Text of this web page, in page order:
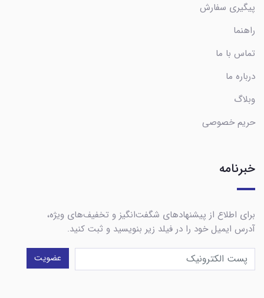
پیگیری سفارش
راهنما
تماس با ما
درباره ما
وبلاگ
حریم خصوصی
خبرنامه
برای اطلاع از پیشنهادهای شگفت‌انگیز و تخفیف‌های ویژه،
آدرس ایمیل خود را در فیلد زیر بنویسید و ثبت کنید.
عضویت